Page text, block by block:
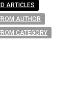
ARTICLES
AUTHOR
CATEGORY